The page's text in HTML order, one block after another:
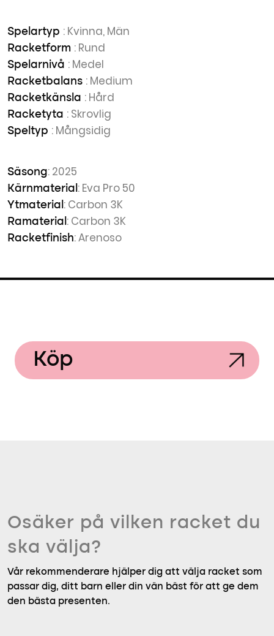
Spelartyp : Kvinna, Män
Racketform : Rund
Spelarnivå : Medel
Racketbalans : Medium
Racketkänsla : Hård
Racketyta : Skrovlig
Speltyp : Mångsidig
Säsong: 2025
Kärnmaterial : Eva Pro 50
Ytmaterial : Carbon 3K
Ramaterial : Carbon 3K
Racketfinish: Arenoso
Köp
Osäker på vilken racket du
ska välja?
Vår rekommenderare hjälper dig att välja racket som
passar dig, ditt barn eller din vän bäst för att ge dem
den bästa presenten.